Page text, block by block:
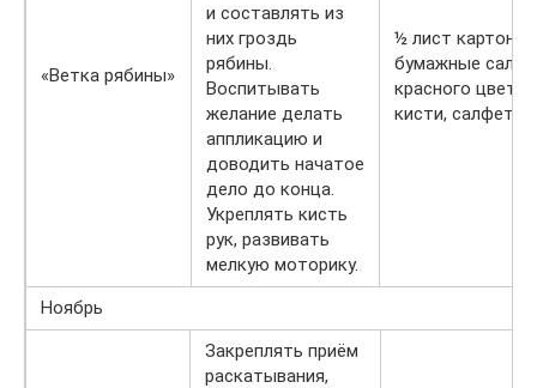
«Ветка рябины»
и составлять из
них гроздь
рябины.
Воспитывать
желание делать
аппликацию и
доводить начатое
дело до конца.
Укреплять кисть
рук, развивать
мелкую моторику.
½ лист картона,
бумажные
красного цвета,
кисти, салфетки.
Ноябрь
Закреплять приём
раскатывания,